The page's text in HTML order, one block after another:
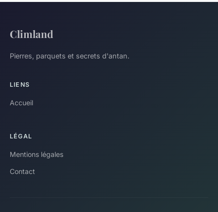
Climland
Pierres, parquets et secrets d'antan.
LIENS
Accueil
LÉGAL
Mentions légales
Contact